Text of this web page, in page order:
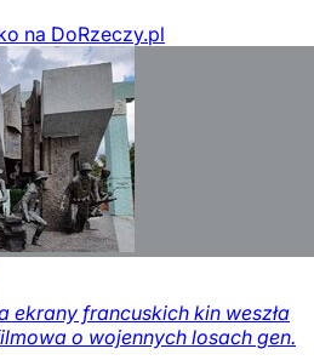
na DoRzeczy.pl
ekrany francuskich kin weszła
o wojennych losach gen.